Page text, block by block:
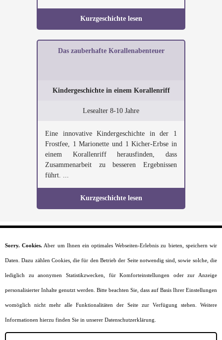
Kurzgeschichte lesen
Das zauberhafte Korallenabenteuer
Kindergeschichte in einem Korallenriff
Lesealter 8-10 Jahre
Eine innovative Kindergeschichte in der 1
Frostfee, 1 Marionette und 1 Kicher-Erbse in
einem Korallenriff herausfinden, dass
Zusammenarbeit zu besseren Ergebnissen
führt. ...
Kurzgeschichte lesen
Moral
Lesealter
Szenarien
Kurzgeschichten
Impressum
Datenschutz
Sorry. Cookies. Aber um Ihnen ein optimales Webseiten-Erlebnis zu bieten, speichern wir
Daten. Dazu zählen Cookies, die für den Betrieb der Seite notwendig sind, sowie solche, die
lediglich zu anonymen Statistikzwecken, für Komforteinstellungen oder zur Anzeige
personalisierter Inhalte genutzt werden. Bitte beachten Sie, dass auf Basis Ihrer Einstellungen
womöglich nicht mehr alle Funktionalitäten der Seite zur Verfügung stehen. Weitere
Informationen hierzu finden Sie in unserer Datenschutzerklärung.